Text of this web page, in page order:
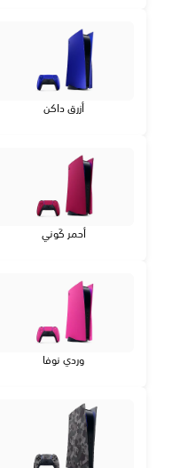
أزرق داكن
أحمر كَوني
وردي نوفا